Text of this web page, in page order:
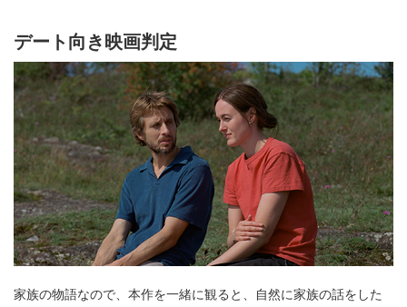
デート向き映画判定
家族の物語なので、本作を一緒に観ると、自然に家族の話をした